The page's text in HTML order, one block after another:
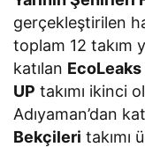
gerçekleştirilen
toplam 12 takım
katılan EcoLeaks
UP takımı ikinci
Adıyaman’dan
Bekçileri takımı